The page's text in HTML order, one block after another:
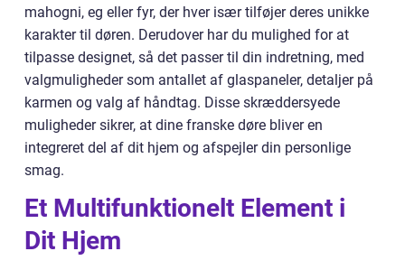
mahogni, eg eller fyr, der hver især tilføjer deres unikke
karakter til døren. Derudover har du mulighed for at
tilpasse designet, så det passer til din indretning, med
valgmuligheder som antallet af glaspaneler, detaljer på
karmen og valg af håndtag. Disse skræddersyede
muligheder sikrer, at dine franske døre bliver en
integreret del af dit hjem og afspejler din personlige
smag.
Et Multifunktionelt Element i
Dit Hjem